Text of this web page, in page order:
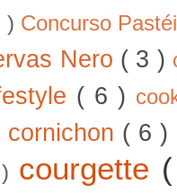
) Concurso
Nero ( 3 )
( 6 )
cornichon ( 6 )
courgette